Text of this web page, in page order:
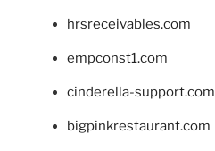
hrsreceivables.com
empconst1.com
cinderella-support.com
bigpinkrestaurant.com